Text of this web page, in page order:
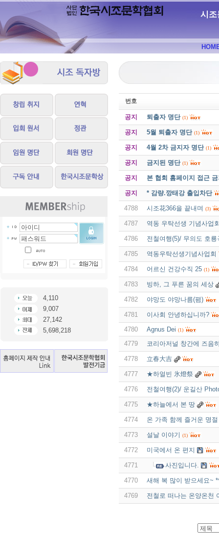
시조
4,110
9,007
27,142
5,698,218
번호
공지 퇴출자 명단 (1)
공지 5월 퇴출자 명단 (1)
공지 4월 2차 금지자 명단 (1)
공지 금지된 명단 (1)
공지 본 협회 홈페이지 접근
공지 * 감량.깡태강 출입차단
4788 시조花366을 끝내며 (3)
4787 역동 우탁선생 기념사업
4786 전철여행(5)/ 무의도 호
4785 역동우탁선생기념사업회
4784 어르신 건강수직 25 (1)
4783 빙하, 그 푸른 꿈의 세상
4782 야망도 야망나름(폄)
4781
이사회 안녕하십니까?
4780
Agnus Dei (1)
4779 코리아저널 창간에 즈음
4778 立春大吉
4777 ★하얼빈 氷燈祭
4776 전철여행(2)/ 운길산
4775 ★하늘에서 본 땅
4774 온 가족 함께 즐거운 명
4773 설날 이야기 (1)
4772 미국에서 온 편지
4771 사진입니다.
4770 새해 복 많이 받으세요~
4769 전철로 떠나는 온양온천